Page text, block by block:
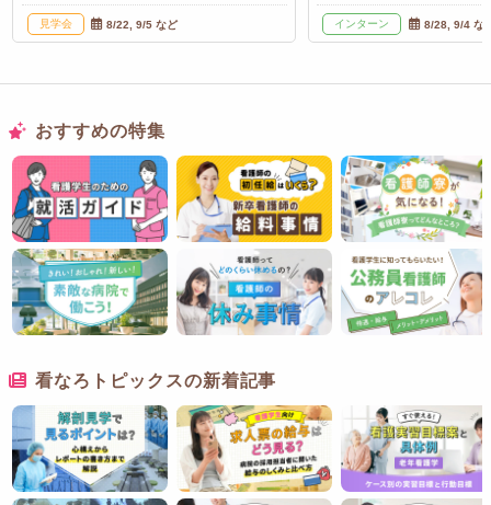
見学会 8/22, 9/5 など インターン 8/28, 9/4 な
おすすめの特集
看なろトピックスの新着記事